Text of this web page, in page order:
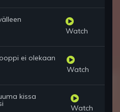
Watch
ei olekaan
Watch
kissa
Watch